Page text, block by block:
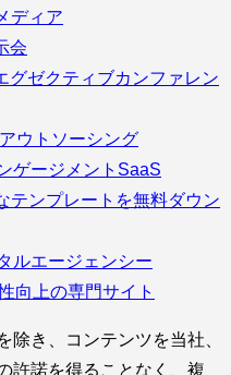
ディア
会
グゼクティブカンファレン
ウトソーシング
ゲージメントSaaS
テンプレートを無料ダウン
ルエージェンシー
向上の専門サイト
除き、コンテンツを当社、
許諾を得ることなく、複